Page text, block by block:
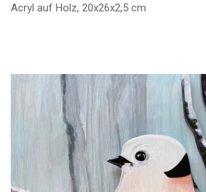
Acryl auf Holz, 20x26x2,5 cm